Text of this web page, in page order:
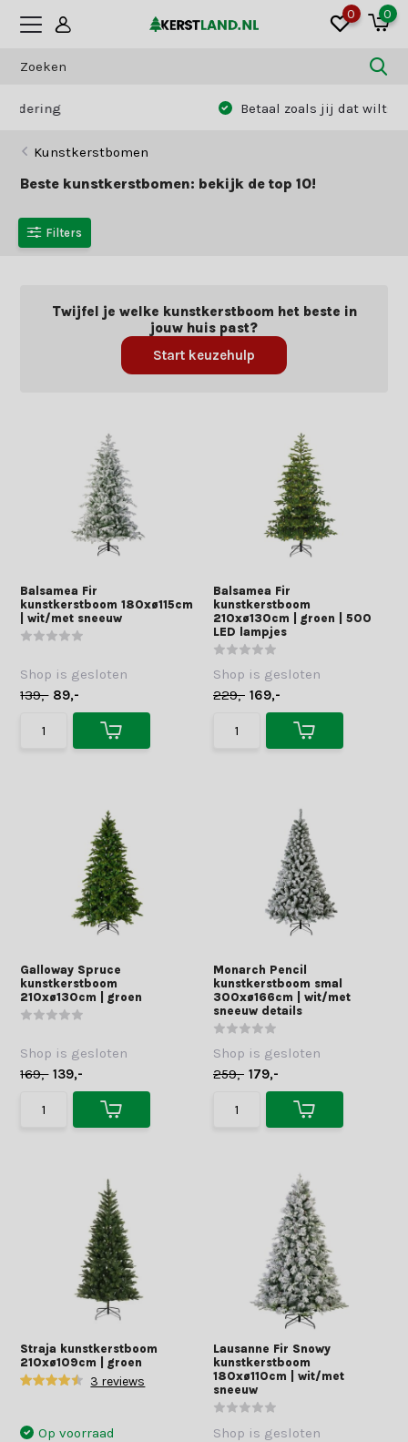
0 0
Betaal zoals jij dat wilt:vooraf of achteraf
Kunstkerstbomen
Beste kunstkerstbomen: bekijk de top 10!
Filters
Twijfel je welke kunstkerstboom het beste in
jouw huis past?
Start keuzehulp
Balsamea Fir
kunstkerstboom 180xø115cm
| wit/met sneeuw
Shop is gesloten
139,- 89,-
Balsamea Fir
kunstkerstboom
210xø130cm | groen | 500
LED lampjes
Shop is gesloten
229,- 169,-
Galloway Spruce
kunstkerstboom
210xø130cm | groen
Shop is gesloten
169,- 139,-
Monarch Pencil
kunstkerstboom smal
300xø166cm | wit/met
sneeuw details
Shop is gesloten
259,- 179,-
Straja kunstkerstboom
210xø109cm | groen
3 reviews
Op voorraad
Lausanne Fir Snowy
kunstkerstboom
180xø110cm | wit/met
sneeuw
Shop is gesloten